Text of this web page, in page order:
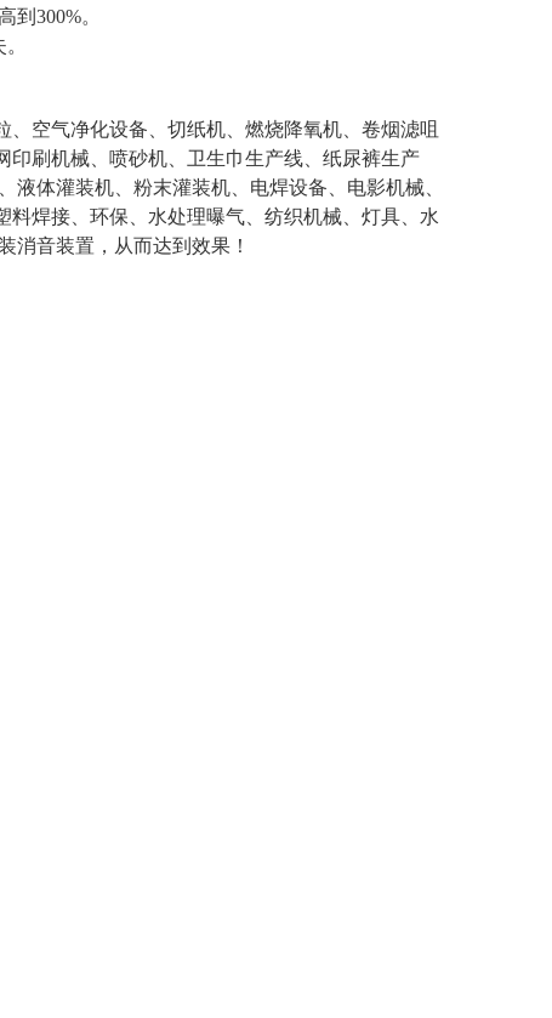
300%。
空气净化设备、切纸机、燃烧降氧机、卷烟滤咀
印刷机械、喷砂机、卫生巾生产线、纸尿裤生产
体灌装机、粉末灌装机、电焊设备、电影机械、
焊接、环保、水处理曝气、纺织机械、灯具、水
消音装置，从而达到效果！